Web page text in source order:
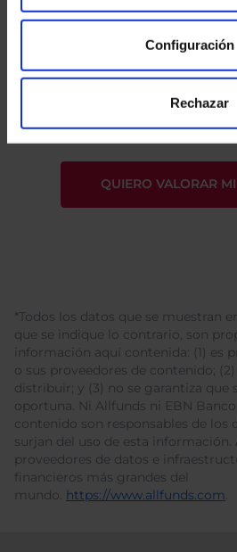
Configuración
Rechazar
He leídola política de
*Todos los datos que se muestran
que se indique lo contrario, son
información aquí contenida: (1) es
o sus proveedores de contenido;
distribuir; y (3) no se garantiza que
oportuna. Ni Allfunds ni EBN
contenido son responsables de los
surjan del uso de esta información.
proveedores de datos e
financieros más grandes del
mundo. https://www.allfunds.com.